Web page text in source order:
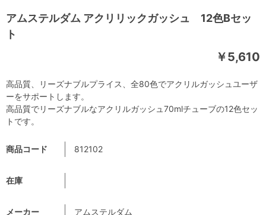
アムステルダム アクリリックガッシュ 12色Bセッ
ト
￥5,610
商品コード 812102
在庫
メーカー アムステルダム
高品質、リーズナブルプライス、全80色でアクリルガッシュユーザ
ーをサポートします。
高品質でリーズナブルなアクリルガッシュ70mlチューブの12色セッ
トです。